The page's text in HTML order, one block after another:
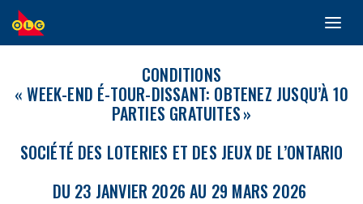
ALLER
AU
CONDITIONS
« WEEK-END É-TOUR-DISSANT: OBTENEZ JUSQU’À 10
PARTIES GRATUITES »
SOCIÉTÉ DES LOTERIES ET DES JEUX DE L’ONTARIO
DU 23 JANVIER 2026 AU 29 MARS 2026